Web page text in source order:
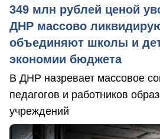
349 млн рублей ценой
ДНР массово
объединяют школы и
экономии бюджета
В ДНР назревает массовое
педагогов и работников
учреждений